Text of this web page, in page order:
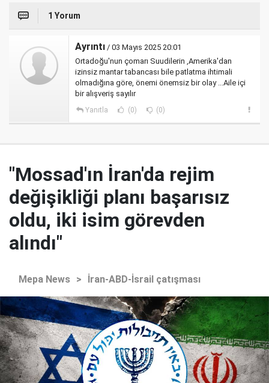
1 Yorum
Ayrıntı / 03 Mayıs 2025 20:01
Ortadoğu'nun çomarı Suudilerin ,Amerika'dan
izinsiz mantar tabancası bile patlatma ihtimali
olmadığına göre, önemi önemsiz bir olay ...Aile içi
bir alışveriş sayılır
Yanıtla (0) (0)
"Mossad'ın İran'da rejim
değişikliği planı başarısız
oldu, iki isim görevden
alındı"
Mepa News > İran-ABD-İsrail çatışması